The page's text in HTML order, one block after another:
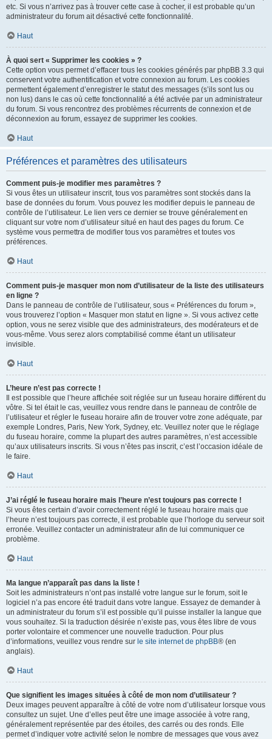
etc. Si vous n’arrivez pas à trouver cette case à cocher, il est probable qu’un
administrateur du forum ait désactivé cette fonctionnalité.
Haut
À quoi sert « Supprimer les cookies » ?
Cette option vous permet d’effacer tous les cookies générés par phpBB 3.3 qui
conservent votre authentification et votre connexion au forum. Les cookies
permettent également d’enregistrer le statut des messages (s’ils sont lus ou
non lus) dans le cas où cette fonctionnalité a été activée par un administrateur
du forum. Si vous rencontrez des problèmes récurrents de connexion et de
déconnexion au forum, essayez de supprimer les cookies.
Haut
Préférences et paramètres des utilisateurs
Comment puis-je modifier mes paramètres ?
Si vous êtes un utilisateur inscrit, tous vos paramètres sont stockés dans la
base de données du forum. Vous pouvez les modifier depuis le panneau de
contrôle de l’utilisateur. Le lien vers ce dernier se trouve généralement en
cliquant sur votre nom d’utilisateur situé en haut des pages du forum. Ce
système vous permettra de modifier tous vos paramètres et toutes vos
préférences.
Haut
Comment puis-je masquer mon nom d’utilisateur de la liste des utilisateurs
en ligne ?
Dans le panneau de contrôle de l’utilisateur, sous « Préférences du forum »,
vous trouverez l’option « Masquer mon statut en ligne ». Si vous activez cette
option, vous ne serez visible que des administrateurs, des modérateurs et de
vous-même. Vous serez alors comptabilisé comme étant un utilisateur
invisible.
Haut
L’heure n’est pas correcte !
Il est possible que l’heure affichée soit réglée sur un fuseau horaire différent du
vôtre. Si tel était le cas, veuillez vous rendre dans le panneau de contrôle de
l’utilisateur et régler le fuseau horaire afin de trouver votre zone adéquate, par
exemple Londres, Paris, New York, Sydney, etc. Veuillez noter que le réglage
du fuseau horaire, comme la plupart des autres paramètres, n’est accessible
qu’aux utilisateurs inscrits. Si vous n’êtes pas inscrit, c’est l’occasion idéale de
le faire.
Haut
J’ai réglé le fuseau horaire mais l’heure n’est toujours pas correcte !
Si vous êtes certain d’avoir correctement réglé le fuseau horaire mais que
l’heure n’est toujours pas correcte, il est probable que l’horloge du serveur soit
erronée. Veuillez contacter un administrateur afin de lui communiquer ce
problème.
Haut
Ma langue n’apparaît pas dans la liste !
Soit les administrateurs n’ont pas installé votre langue sur le forum, soit le
logiciel n’a pas encore été traduit dans votre langue. Essayez de demander à
un administrateur du forum s’il est possible qu’il puisse installer la langue que
vous souhaitez. Si la traduction désirée n’existe pas, vous êtes libre de vous
porter volontaire et commencer une nouvelle traduction. Pour plus
d’informations, veuillez vous rendre sur le site internet de phpBB® (en
anglais).
Haut
Que signifient les images situées à côté de mon nom d’utilisateur ?
Deux images peuvent apparaître à côté de votre nom d’utilisateur lorsque vous
consultez un sujet. Une d’elles peut être une image associée à votre rang,
généralement représentée par des étoiles, des carrés ou des ronds. Elle
permet d’indiquer votre activité selon le nombre de messages que vous avez